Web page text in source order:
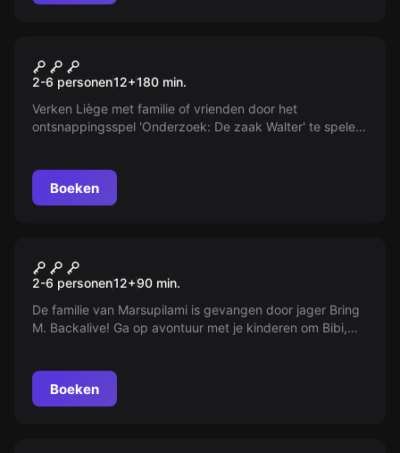
Enquête: L'affaire Walter
2-6 personen12+180 min.
Verken Liège met familie of vrienden door het
ontsnappingsspel 'Onderzoek: De zaak Walter' te spelen
Boeken
Sauvons le Marsupilami
2-6 personen12+90 min.
De familie van Marsupilami is gevangen door jager Bring
M. Backalive! Ga op avontuur met je kinderen om Bibi,
Boeken